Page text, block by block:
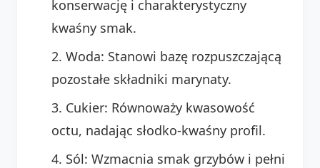
konserwację i charakterystyczny
kwaśny smak.
Woda: Stanowi bazę rozpuszczającą
pozostałe składniki marynaty.
Cukier: Równoważy kwasowość
octu, nadając słodko-kwaśny profil.
Sól: Wzmacnia smak grzybów i pełni